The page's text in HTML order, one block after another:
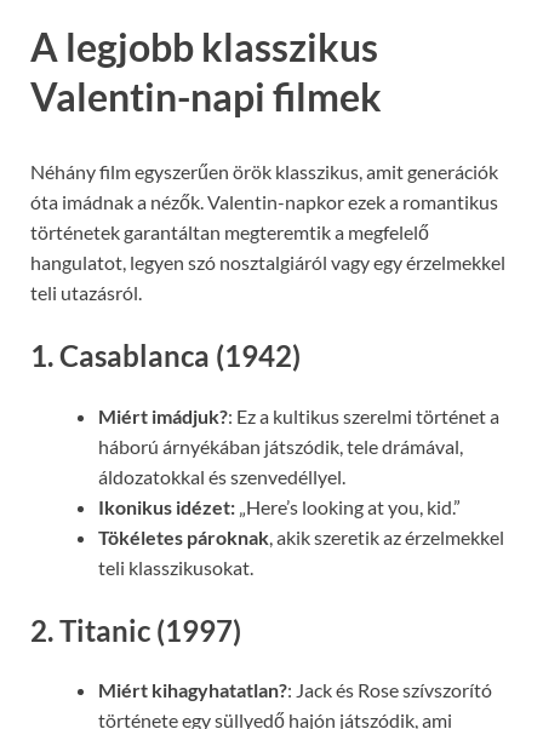
A legjobb klasszikus
Valentin-napi filmek
Néhány film egyszerűen örök klasszikus, amit generációk
óta imádnak a nézők. Valentin-napkor ezek a romantikus
történetek garantáltan megteremtik a megfelelő
hangulatot, legyen szó nosztalgiáról vagy egy érzelmekkel
teli utazásról.
1. Casablanca (1942)
Miért imádjuk?: Ez a kultikus szerelmi történet a
háború árnyékában játszódik, tele drámával,
áldozatokkal és szenvedéllyel.
Ikonikus idézet: „Here’s looking at you, kid.”
Tökéletes pároknak , akik szeretik az érzelmekkel
teli klasszikusokat.
2. Titanic (1997)
Miért kihagyhatatlan?: Jack és Rose szívszorító
története egy süllyedő hajón játszódik, ami